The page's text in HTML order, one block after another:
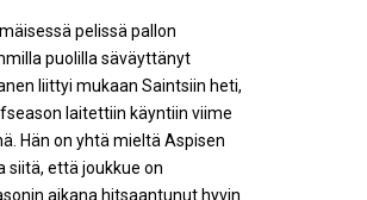
pelissä pallon
puolilla säväyttänyt
liittyi mukaan Saintsiin heti,
laitettiin käyntiin viime
Hän on yhtä mieltä Aspisen
siitä, että joukkue on
aikana hitsaantunut hyvin